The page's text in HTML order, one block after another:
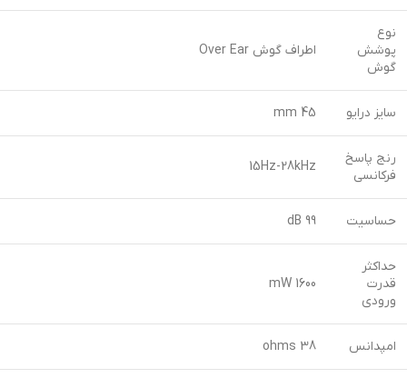
نوع
پوشش
گوش
اطراف گوش Over Ear
سایز درایو 45 mm
رنج پاسخ
فرکانسی
15Hz-28kHz
حساسیت 99 dB
حداکثر
قدرت
ورودی
1600 mW
امپدانس 38 ohms